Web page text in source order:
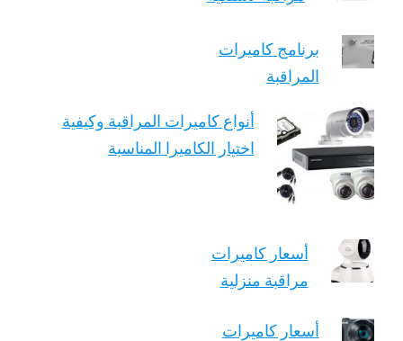
برنامج كاميرات
المراقبة
أنواع كاميرات المراقبة وكيفية
اختيار الكاميرا المناسبة
أسعار كاميرات
مراقبة منزلية
أسعار كاميرات